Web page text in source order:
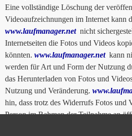
Eine vollständige Löschung der
Videoaufzeichnungen im Internet kann
www.laufmanager.netnicht
Internetseiten die Fotos und Videos
könnten. www.laufmanager.netkann
werden für Art und Form der Nutzung
das Herunterladen von Fotos und
Nutzung und Veränderung.
hin, dass trotz des Widerrufs Fotos und
Person im Rahmen der Teilnahme an